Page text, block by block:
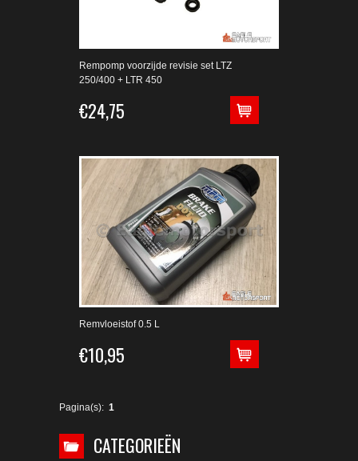
Rempomp voorzijde revisie set LTZ
250/400 + LTR 450
€24,75
Remvloeistof 0.5 L
€10,95
Pagina(s): 1
CATEGORIEËN